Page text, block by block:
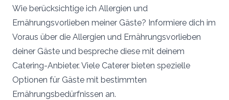
Wie berücksichtige ich Allergien und
Ernährungsvorlieben meiner Gäste? Informiere dich im
Voraus über die Allergien und Ernährungsvorlieben
deiner Gäste und bespreche diese mit deinem
Catering-Anbieter. Viele Caterer bieten spezielle
Optionen für Gäste mit bestimmten
Ernährungsbedürfnissen an.